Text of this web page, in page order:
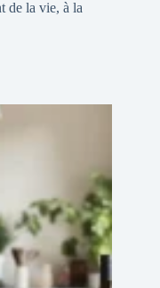
de la vie, à la